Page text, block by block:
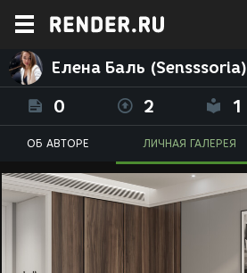
Елена Баль (Sensssoria)
0 2 1
ОБ АВТОРЕ ЛИЧНАЯ ГАЛЕРЕЯ